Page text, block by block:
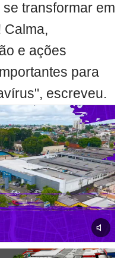
transformar em
Calma,
e ações
para
escreveu.